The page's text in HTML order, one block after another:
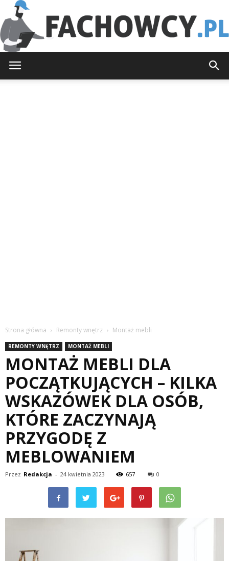
Strona główna Remonty wnętrz Montaż mebli
REMONTY WNĘTRZ MONTAŻ MEBLI
MONTAŻ MEBLI DLA
POCZĄTKUJĄCYCH – KILKA
WSKAZÓWEK DLA OSÓB,
KTÓRE ZACZYNAJĄ
PRZYGODĘ Z
MEBLOWANIEM
Przez Redakcja - 24 kwietnia 2023 657 0